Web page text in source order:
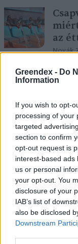
Greendex - Do
Information
If you wish to opt-
processing of your
targeted
section to confirm
opt-out request is
interest-based ads
us or personal
your opt-out. You
disclosure of your
IAB’s list of
also be disclosed
Downstream
az
Novák
Novák